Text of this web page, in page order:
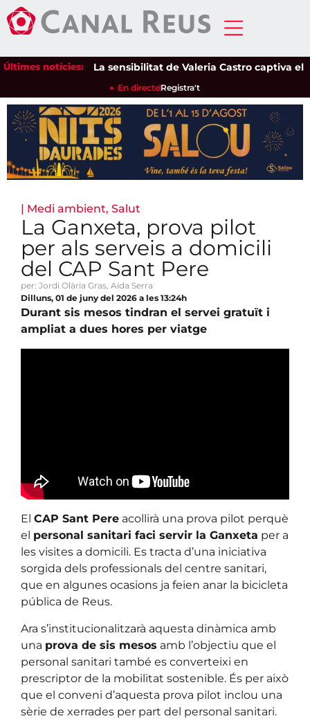
Últimes notícies:La sensibilitat de Valeria Castro captiva el
En directeRegistra't
| Medi ambient, Salut
La Ganxeta, prova pilot
per als serveis a domicili
del CAP Sant Pere
per: Jordi Olària Gras, Aïda Serra
Dilluns, 01 de juny del 2026 a les 13:24h
Durant sis mesos tindran el servei gratuït i
ampliat a dues hores per viatge
El CAP Sant Pere acollirà una prova pilot perquè
el personal sanitari faci servir la Ganxeta per a
les visites a domicili. Es tracta d’una iniciativa
sorgida dels professionals del centre sanitari,
que en algunes ocasions ja feien anar la bicicleta
pública de Reus.
Ara s’institucionalitzarà aquesta dinàmica amb
una prova de sis mesos amb l’objectiu que el
personal sanitari també es converteixi en
prescriptor de la mobilitat sostenible. És per això
que el conveni d’aquesta prova pilot inclou una
sèrie de xerrades per part del personal sanitari.